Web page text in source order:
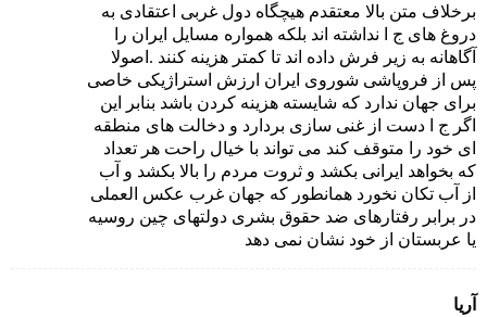
برخلاف متن بالا معتقدم هیچگاه دول غربی اعتقادی به
دروغ های ج ا نداشته اند بلکه همواره مسایل ایران را
آگاهانه به زیر فرش داده اند تا کمتر هزینه کنند .اصولا
پس از فروپاشی شوروی ایران ارزش استراژیکی خاصی
برای جهان ندارد که شایسته هزینه کردن باشد بنابر این
اگر ج ا دست از غنی سازی بردارد و دخالت های منطقه
ای خود را متوقف کند می تواند با خیال راحت هر تعداد
که بخواهد ایرانی بکشد و ثروت مردم را بالا بکشد و آب
از آب تکان نخورد همانطور که جهان غرب عکس العملی
در برابر رفتارهای ضد حقوق بشری دولتهای چین روسیه
یا عربستان از خود نشان نمی دهد
آریا